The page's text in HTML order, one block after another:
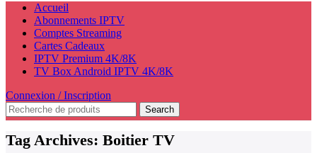
Accueil
Abonnements IPTV
Comptes Streaming
Cartes Cadeaux
IPTV Premium 4K/8K
TV Box Android IPTV 4K/8K
Connexion / Inscription
Search
Tag Archives: Boitier TV